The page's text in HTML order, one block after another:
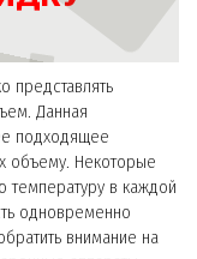
представлять
Данная
подходящее
объему. Некоторые
температуру в каждой
одновременно
внимание на